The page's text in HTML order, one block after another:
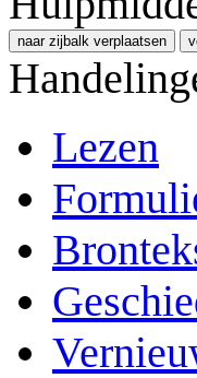
naar zijbalk verplaatsen
Lezen